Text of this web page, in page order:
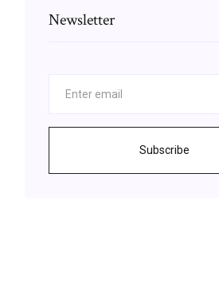
Newsletter
Subscribe